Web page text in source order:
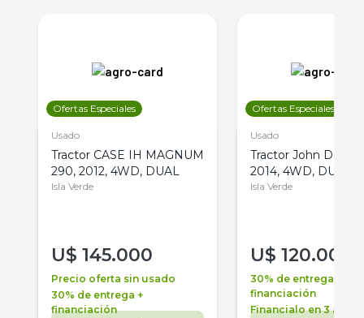
Ofertas Especiales
Usado
Tractor CASE IH MAGNUM
290, 2012, 4WD, DUAL
Isla Verde
U$ 145.000
Precio oferta sin usado
30% de entrega +
financiación
Ofertas Especiales
Usado
Tractor John Deere
2014, 4WD, DUAL
Isla Verde
U$ 120.000
30% de entrega +
financiación
Financialo en 3 años